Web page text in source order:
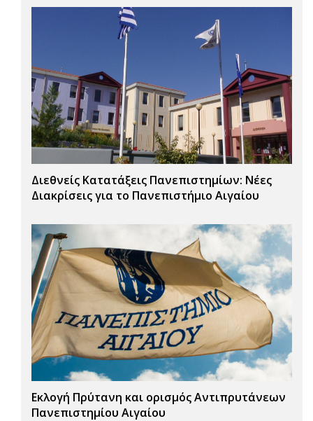
Διεθνείς Κατατάξεις Πανεπιστημίων: Νέες
Διακρίσεις για το Πανεπιστήμιο Αιγαίου
Εκλογή Πρύτανη και ορισμός Αντιπρυτάνεων
Πανεπιστημίου Αιγαίου